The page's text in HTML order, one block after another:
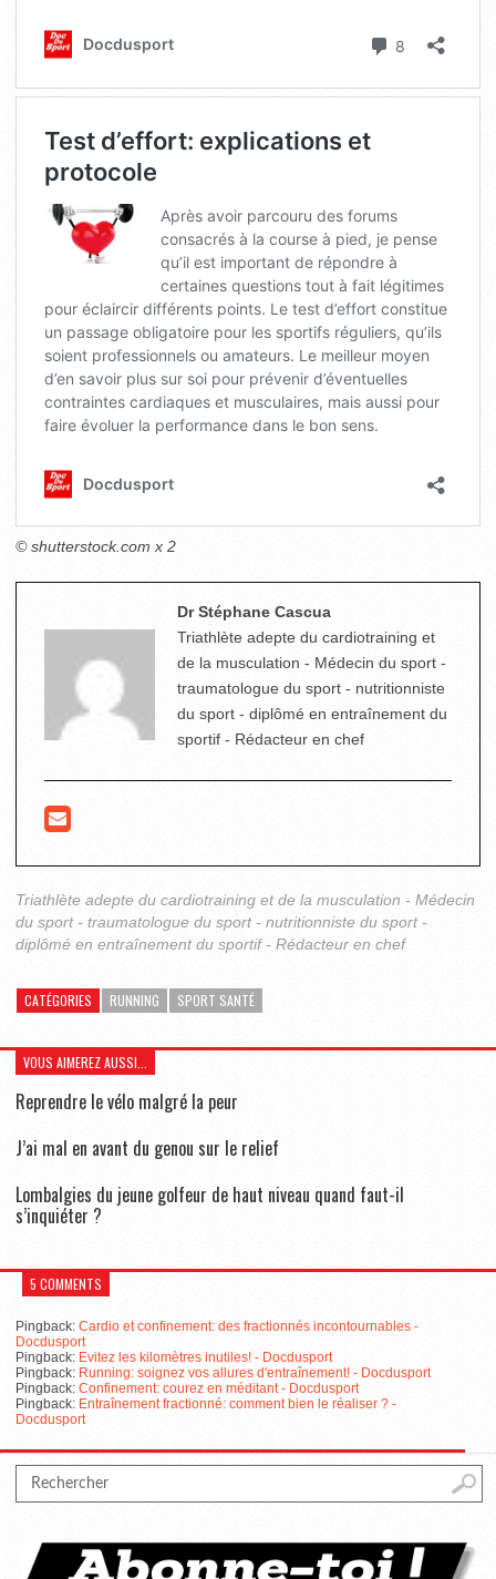
© shutterstock.com x 2
Dr Stéphane Cascua
Triathlète adepte du cardiotraining et
de la musculation - Médecin du sport -
traumatologue du sport - nutritionniste
du sport - diplômé en entraînement du
sportif - Rédacteur en chef
Triathlète adepte du cardiotraining et de la musculation - Médecin
du sport - traumatologue du sport - nutritionniste du sport -
diplômé en entraînement du sportif - Rédacteur en chef
CATÉGORIES RUNNING SPORT SANTÉ
VOUS AIMEREZ AUSSI...
Reprendre le vélo malgré la peur
J’ai mal en avant du genou sur le relief
Lombalgies du jeune golfeur de haut niveau quand faut-il
s’inquiéter ?
5 COMMENTS
Pingback: Cardio et confinement: des fractionnés incontournables -
Docdusport
Pingback: Evitez les kilomètres inutiles! - Docdusport
Pingback: Running: soignez vos allures d'entraînement! - Docdusport
Pingback: Confinement: courez en méditant - Docdusport
Pingback: Entraînement fractionné: comment bien le réaliser ? -
Docdusport